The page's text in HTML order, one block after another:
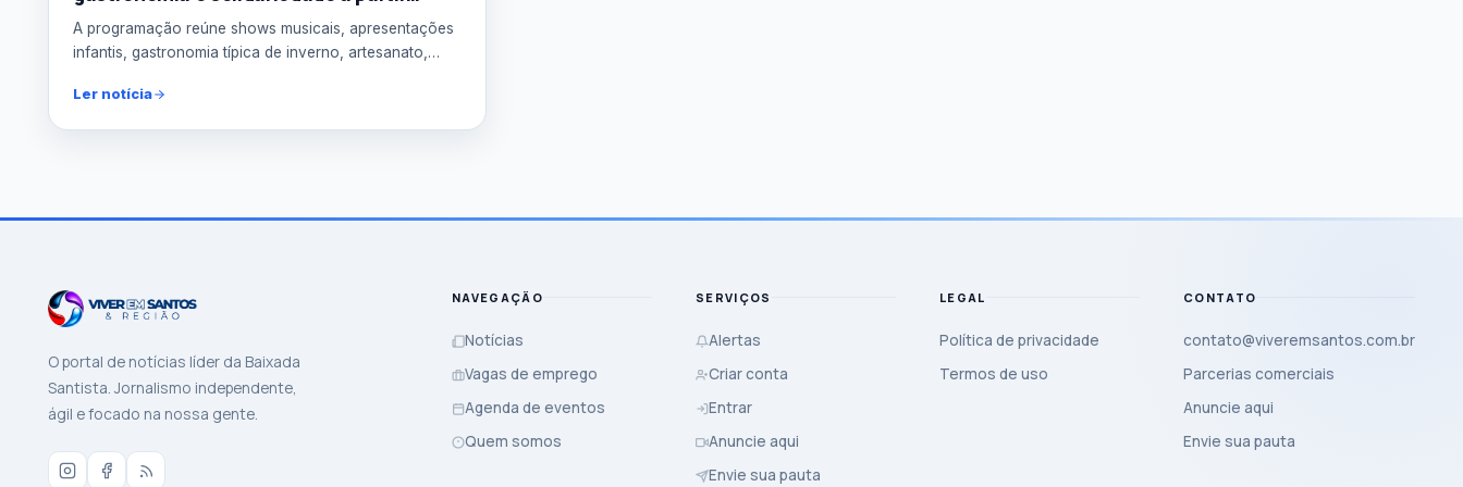
desta quinta (23).
A programação reúne shows musicais, apresentações
infantis, gastronomia típica de inverno, artesanato,
Ler notícia
O portal de notícias líder da Baixada
Santista. Jornalismo independente,
ágil e focado na nossa gente.
NAVEGAÇÃO
Notícias
Vagas de emprego
Agenda de eventos
Quem somos
SERVIÇOS
Alertas
Criar conta
Entrar
Anuncie aqui
Envie sua pauta
LEGAL
Política de privacidade
Termos de uso
CONTATO
contato@viveremsantos.com.br
Parcerias comerciais
Anuncie aqui
Envie sua pauta